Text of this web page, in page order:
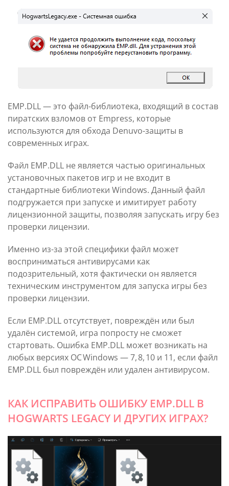
EMP.DLL — это файл-библиотека, входящий в состав
пиратских взломов от Empress, которые
используются для обхода Denuvo-защиты в
современных играх.
Файл EMP.DLL не является частью оригинальных
установочных пакетов игр и не входит в
стандартные библиотеки Windows. Данный файл
подгружается при запуске и имитирует работу
лицензионной защиты, позволяя запускать игру без
проверки лицензии.
Именно из-за этой специфики файл может
восприниматься антивирусами как
подозрительный, хотя фактически он является
техническим инструментом для запуска игры без
проверки лицензии.
Если EMP.DLL отсутствует, повреждён или был
удалён системой, игра попросту не сможет
стартовать. Ошибка EMP.DLL может возникать на
любых версиях ОС Windows — 7, 8, 10 и 11, если файл
EMP.DLL был повреждён или удален антивирусом.
КАК ИСПРАВИТЬ ОШИБКУ EMP.DLL В
HOGWARTS LEGACY И ДРУГИХ ИГРАХ?